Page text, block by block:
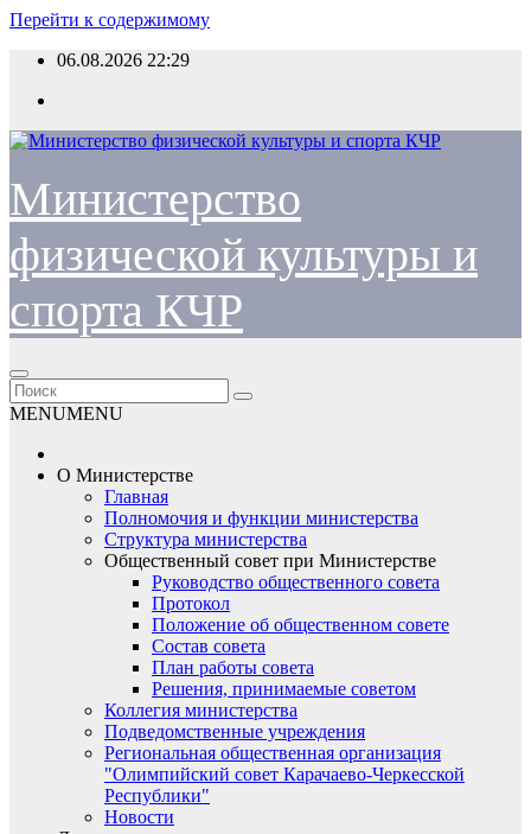
Перейти к содержимому
06.08.2026 22:29
Министерство
физической культуры и
спорта КЧР
MENUMENU
О Министерстве
Главная
Полномочия и функции министерства
Структура министерства
Общественный совет при Министерстве
Руководство общественного совета
Протокол
Положение об общественном совете
Состав совета
План работы совета
Решения, принимаемые советом
Коллегия министерства
Подведомственные учреждения
Региональная общественная организация
"Олимпийский совет Карачаево-Черкесской
Республики"
Новости